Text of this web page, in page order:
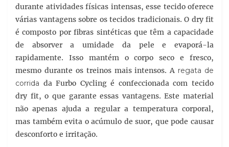
durante atividades físicas intensas, esse tecido oferece
várias vantagens sobre os tecidos tradicionais. O dry fit
é composto por fibras sintéticas que têm a capacidade
de absorver a umidade da pele e evaporá-la
rapidamente. Isso mantém o corpo seco e fresco,
mesmo durante os treinos mais intensos. A regata de
corrida da Furbo Cycling é confeccionada com tecido
dry fit, o que garante essas vantagens. Este material
não apenas ajuda a regular a temperatura corporal,
mas também evita o acúmulo de suor, que pode causar
desconforto e irritação.